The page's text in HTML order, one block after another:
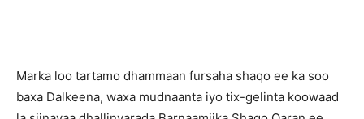
Marka loo tartamo dhammaan fursaha shaqo ee ka soo
baxa Dalkeena, waxa mudnaanta iyo tix-gelinta koowaad